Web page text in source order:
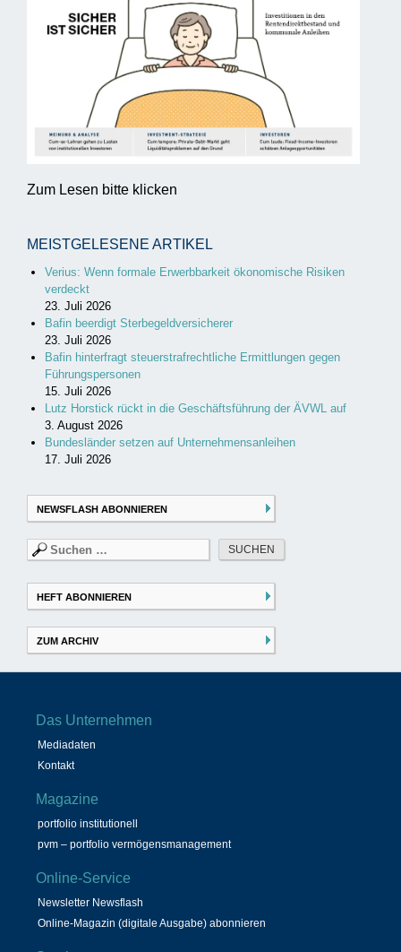
Zum Lesen bitte klicken
MEISTGELESENE ARTIKEL
Verius: Wenn formale Erwerbbarkeit ökonomische Risiken
verdeckt
23. Juli 2026
Bafin beerdigt Sterbegeldversicherer
23. Juli 2026
Bafin hinterfragt steuerstrafrechtliche Ermittlungen gegen
Führungspersonen
15. Juli 2026
Lutz Horstick rückt in die Geschäftsführung der ÄVWL auf
3. August 2026
Bundesländer setzen auf Unternehmensanleihen
17. Juli 2026
NEWSFLASH ABONNIEREN
Suchen
nach:
HEFT ABONNIEREN
ZUM ARCHIV
Das Unternehmen
Mediadaten
Kontakt
Magazine
portfolio institutionell
pvm – portfolio vermögensmanagement
Online-Service
Newsletter Newsflash
Online-Magazin (digitale Ausgabe) abonnieren